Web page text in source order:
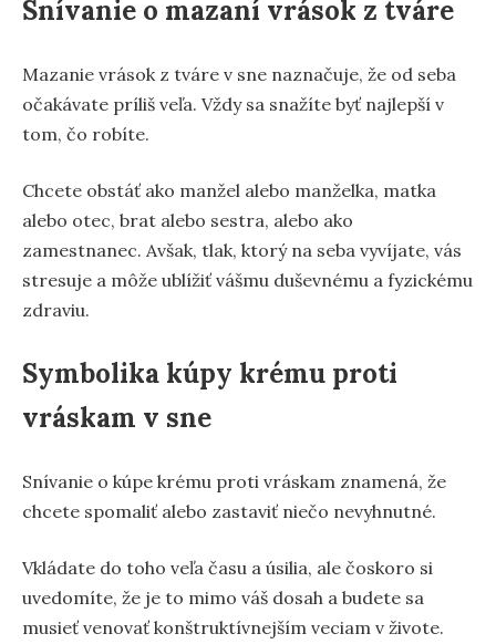
Snívanie o mazaní vrások z tváre
Mazanie vrások z tváre v sne naznačuje, že od seba
očakávate príliš veľa. Vždy sa snažíte byť najlepší v
tom, čo robíte.
Chcete obstáť ako manžel alebo manželka, matka
alebo otec, brat alebo sestra, alebo ako
zamestnanec. Avšak, tlak, ktorý na seba vyvíjate, vás
stresuje a môže ublížiť vášmu duševnému a fyzickému
zdraviu.
Symbolika kúpy krému proti
vráskam v sne
Snívanie o kúpe krému proti vráskam znamená, že
chcete spomaliť alebo zastaviť niečo nevyhnutné.
Vkládate do toho veľa času a úsilia, ale čoskoro si
uvedomíte, že je to mimo váš dosah a budete sa
musieť venovať konštruktívnejším veciam v živote.